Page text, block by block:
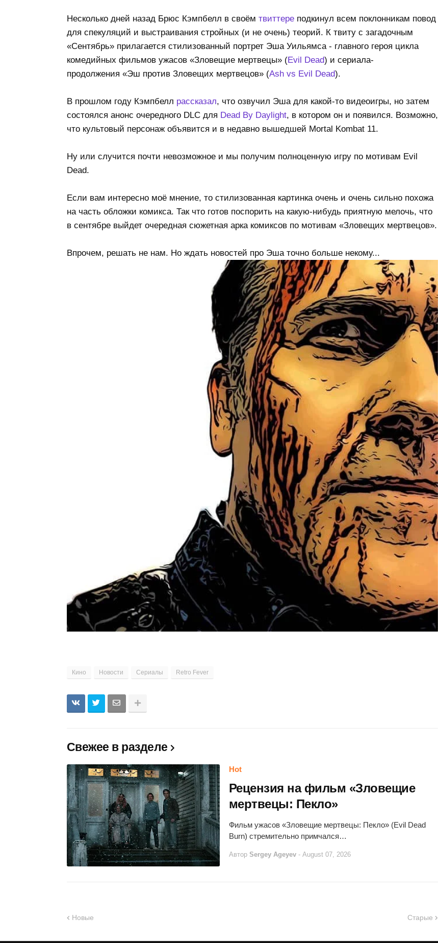
Несколько дней назад Брюс Кэмпбелл в своём твиттереподкинул всем поклонникам повод
для спекуляций и выстраивания стройных (и не очень) теорий. К твиту с загадочным
«Сентябрь» прилагается стилизованный портрет Эша Уильямса - главного героя цикла
комедийных фильмов ужасов «Зловещие мертвецы» (Evil Dead) и сериала-
продолжения «Эш против Зловещих мертвецов» (Ash vs Evil Dead).
В прошлом году Кэмпбелл рассказал, что озвучил Эша для какой-то видеоигры, но затем
состоялся анонс очередного DLC для Dead By Daylight, в котором он и появился. Возможно,
что культовый персонаж объявится и в недавно вышедшей Mortal Kombat 11.
Ну или случится почти невозможное и мы получим полноценную игру по мотивам Evil
Dead.
Если вам интересно моё мнение, то стилизованная картинка очень и очень сильно похожа
на часть обложки комикса. Так что готов поспорить на какую-нибудь приятную мелочь, что
в сентябре выйдет очередная сюжетная арка комиксов по мотивам «Зловещих мертвецов».
Впрочем, решать не нам. Но ждать новостей про Эша точно больше некому...
Кино Новости Сериалы Retro Fever
Свежее в разделе
Hot
Рецензия на фильм «Зловещие
мертвецы: Пекло»
Фильм ужасов «Зловещие мертвецы: Пекло» (Evil Dead
Burn) стремительно примчался…
Автор Sergey Ageyev - August 07, 2026
Новые Старые